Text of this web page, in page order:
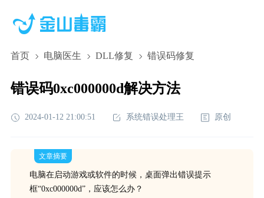
首页 电脑医生 DLL修复 错误码修复
错误码0xc000000d解决方法
2024-01-12 21:00:51 系统错误处理王 原创
文章摘要
电脑在启动游戏或软件的时候，桌面弹出错误提示
框“0xc000000d”，应该怎么办？